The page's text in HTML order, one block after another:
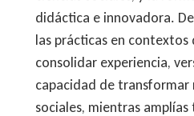
didáctica e innovadora.
las prácticas en
consolidar experiencia,
capacidad de transformar
sociales, mientras